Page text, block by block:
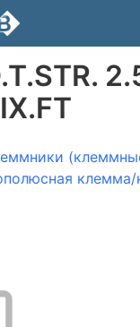
клемма/